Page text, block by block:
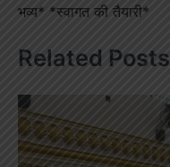
भव्य* *स्वागत की तैयारी*
Related Posts